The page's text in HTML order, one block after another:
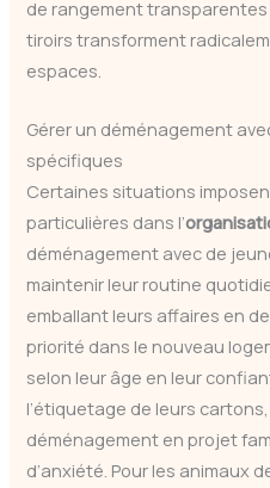
de rangement
tiroirs transforment
espaces.
Gérer un déménagement
spécifiques
Certaines situations
particulières dans l’
déménagement avec de
maintenir leur routine
emballant leurs affaires en
priorité dans le nouveau
selon leur âge en leur
l’étiquetage de leurs
déménagement en projet
d’anxiété. Pour les animaux